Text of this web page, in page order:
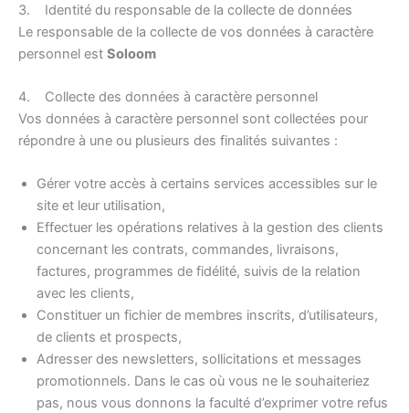
3. Identité du responsable de la collecte de données
Le responsable de la collecte de vos données à caractère
personnel est Soloom
4. Collecte des données à caractère personnel
Vos données à caractère personnel sont collectées pour
répondre à une ou plusieurs des finalités suivantes :
Gérer votre accès à certains services accessibles sur le
site et leur utilisation,
Effectuer les opérations relatives à la gestion des clients
concernant les contrats, commandes, livraisons,
factures, programmes de fidélité, suivis de la relation
avec les clients,
Constituer un fichier de membres inscrits, d’utilisateurs,
de clients et prospects,
Adresser des newsletters, sollicitations et messages
promotionnels. Dans le cas où vous ne le souhaiteriez
pas, nous vous donnons la faculté d’exprimer votre refus